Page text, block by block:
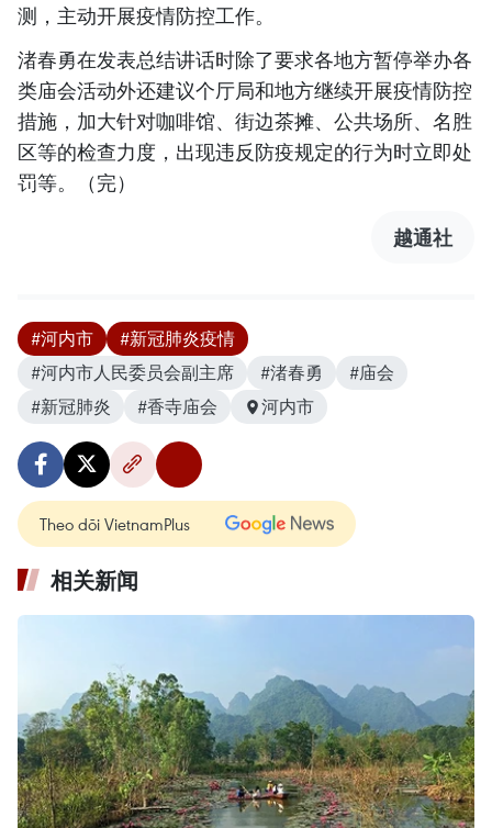
测，主动开展疫情防控工作。
渚春勇在发表总结讲话时除了要求各地方暂停举办各
类庙会活动外还建议个厅局和地方继续开展疫情防控
措施，加大针对咖啡馆、街边茶摊、公共场所、名胜
区等的检查力度，出现违反防疫规定的行为时立即处
罚等。（完）
越通社
#河内市
#新冠肺炎疫情
#河内市人民委员会副主席
#渚春勇
#庙会
#新冠肺炎
#香寺庙会 河内市
Theo dõi VietnamPlus
相关新闻